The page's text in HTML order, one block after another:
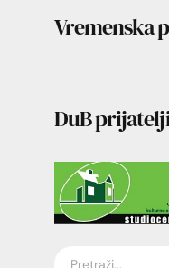
Vremenska
DuB